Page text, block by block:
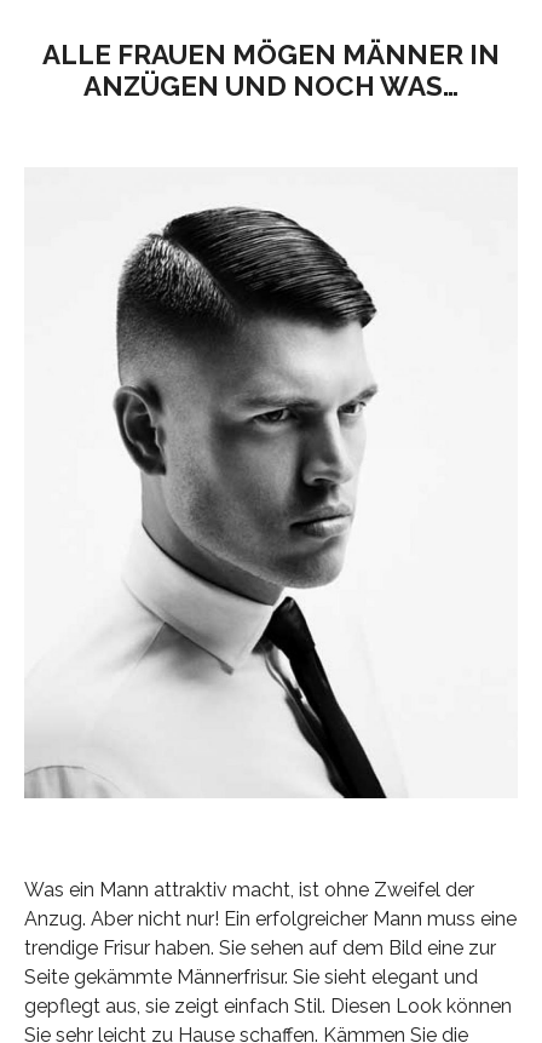
ALLE FRAUEN MÖGEN MÄNNER IN
ANZÜGEN UND NOCH WAS…
Was ein Mann attraktiv macht, ist ohne Zweifel der
Anzug. Aber nicht nur! Ein erfolgreicher Mann muss eine
trendige Frisur haben. Sie sehen auf dem Bild eine zur
Seite gekämmte Männerfrisur. Sie sieht elegant und
gepflegt aus, sie zeigt einfach Stil. Diesen Look können
Sie sehr leicht zu Hause schaffen. Kämmen Sie die